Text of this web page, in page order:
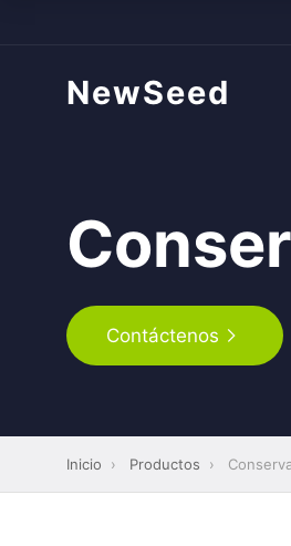
NewSeed
Contáctenos
Inicio › Productos ›